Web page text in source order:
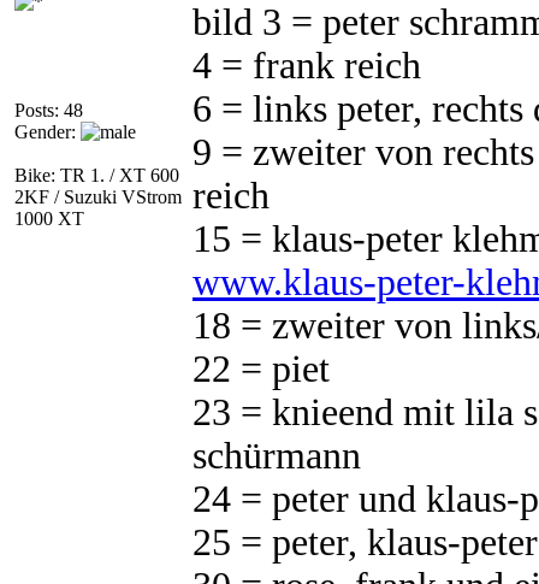
Posts: 48
Gender:
Bike: TR 1. / XT 600
2KF / Suzuki VStrom
1000 XT
bild 3 = peter
4 = frank reich
6 = links peter, rechts
9 = zweiter von
reich
15 = klaus-peter
www.klaus-peter-
18 = zweiter von
22 = piet
23 = knieend mit lila
schürmann
24 = peter und klaus-
25 = peter, klaus-